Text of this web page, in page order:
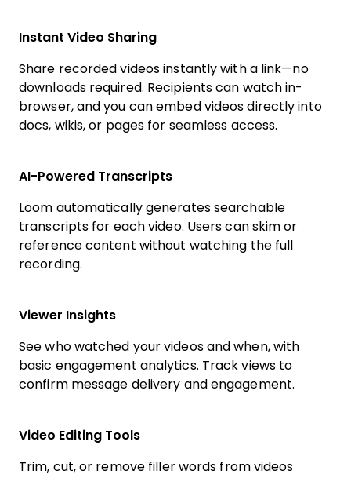
Instant Video Sharing
Share recorded videos instantly with a link—no
downloads required. Recipients can watch in-
browser, and you can embed videos directly into
docs, wikis, or pages for seamless access.
AI-Powered Transcripts
Loom automatically generates searchable
transcripts for each video. Users can skim or
reference content without watching the full
recording.
Viewer Insights
See who watched your videos and when, with
basic engagement analytics. Track views to
confirm message delivery and engagement.
Video Editing Tools
Trim, cut, or remove filler words from videos